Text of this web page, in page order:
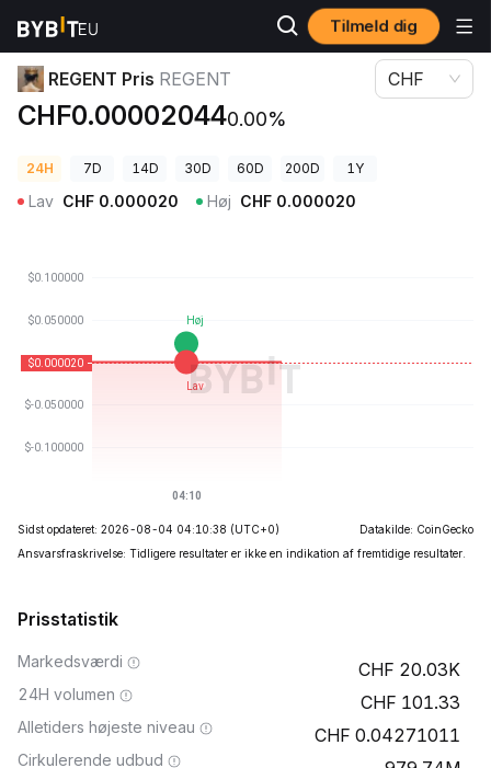
Tilmeld dig
Kryptopriser
REGENT Pris REGENT
CHF0.000020440.00%
CHF
24H 7D 14D 30D 60D 200D 1Y
Lav CHF 0.000020 Høj CHF 0.000020
Sidst opdateret: 2026-08-04 04:10:38 (UTC+0)
Datakilde: CoinGecko
Ansvarsfraskrivelse: Tidligere resultater er ikke en indikation af fremtidige resultater.
Prisstatistik
Markedsværdi 20.03K
24H volumen 101.33
Alletiders højeste niveau 0.04271011
Cirkulerende udbud